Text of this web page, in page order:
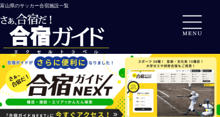
富山県のサッカー合宿施設一覧